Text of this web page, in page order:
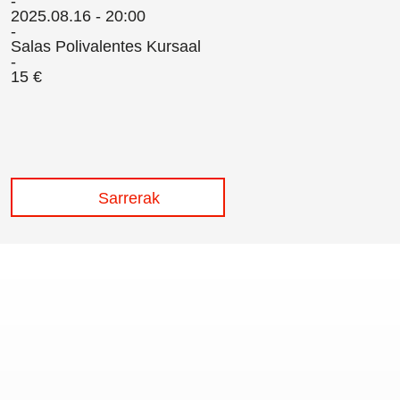
2025.08.16 - 20:00
Salas Polivalentes Kursaal
15 €
Sarrerak